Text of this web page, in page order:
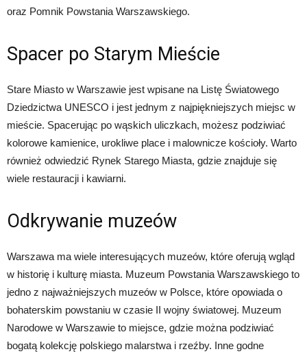
oraz Pomnik Powstania Warszawskiego.
Spacer po Starym Mieście
Stare Miasto w Warszawie jest wpisane na Listę Światowego
Dziedzictwa UNESCO i jest jednym z najpiękniejszych miejsc w
mieście. Spacerując po wąskich uliczkach, możesz podziwiać
kolorowe kamienice, urokliwe place i malownicze kościoły. Warto
również odwiedzić Rynek Starego Miasta, gdzie znajduje się
wiele restauracji i kawiarni.
Odkrywanie muzeów
Warszawa ma wiele interesujących muzeów, które oferują wgląd
w historię i kulturę miasta. Muzeum Powstania Warszawskiego to
jedno z najważniejszych muzeów w Polsce, które opowiada o
bohaterskim powstaniu w czasie II wojny światowej. Muzeum
Narodowe w Warszawie to miejsce, gdzie można podziwiać
bogatą kolekcję polskiego malarstwa i rzeźby. Inne godne